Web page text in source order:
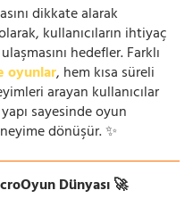
dikkate alarak
kullanıcıların ihtiyaç
hedefler. Farklı
oyunlar, hem kısa süreli
arayan kullanıcılar
sayesinde oyun
dönüşür. ✨
Dünyası 🚀